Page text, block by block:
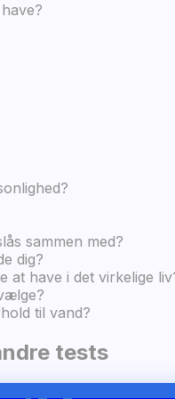
sammen med?
dig?
at have i det virkelige
til vand?
tests